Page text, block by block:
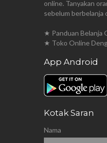
online. Tanyakan
sebelum berbelanja
★ Panduan Belanja
★ Toko Online
App Android
Kotak Saran
Nama